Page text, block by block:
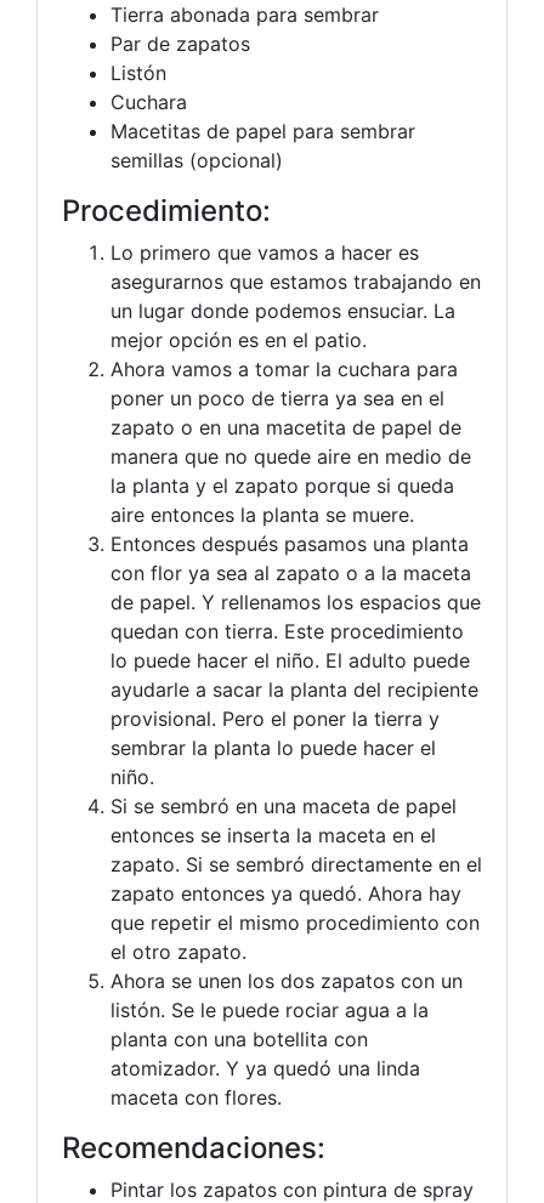
Tierra abonada para sembrar
Par de zapatos
Listón
Cuchara
Macetitas de papel para sembrar
semillas (opcional)
Procedimiento:
Lo primero que vamos a hacer es
asegurarnos que estamos trabajando en
un lugar donde podemos ensuciar. La
mejor opción es en el patio.
Ahora vamos a tomar la cuchara para
poner un poco de tierra ya sea en el
zapato o en una macetita de papel de
manera que no quede aire en medio de
la planta y el zapato porque si queda
aire entonces la planta se muere.
Entonces después pasamos una planta
con flor ya sea al zapato o a la maceta
de papel. Y rellenamos los espacios que
quedan con tierra. Este procedimiento
lo puede hacer el niño. El adulto puede
ayudarle a sacar la planta del recipiente
provisional. Pero el poner la tierra y
sembrar la planta lo puede hacer el
niño.
Si se sembró en una maceta de papel
entonces se inserta la maceta en el
zapato. Si se sembró directamente en el
zapato entonces ya quedó. Ahora hay
que repetir el mismo procedimiento con
el otro zapato.
Ahora se unen los dos zapatos con un
listón. Se le puede rociar agua a la
planta con una botellita con
atomizador. Y ya quedó una linda
maceta con flores.
Recomendaciones:
Pintar los zapatos con pintura de spray